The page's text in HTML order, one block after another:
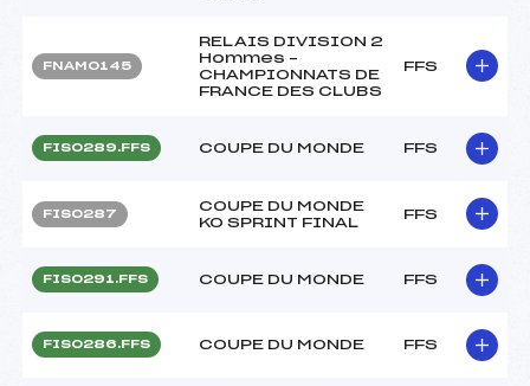
FNAM0145
RELAIS DIVISION 2
Hommes –
CHAMPIONNATS DE
FRANCE DES CLUBS
FFS
FIS0289.FFS COUPE DU MONDE FFS
FIS0287
COUPE DU MONDE
KO SPRINT FINAL
FFS
FIS0291.FFS COUPE DU MONDE FFS
FIS0286.FFS COUPE DU MONDE FFS